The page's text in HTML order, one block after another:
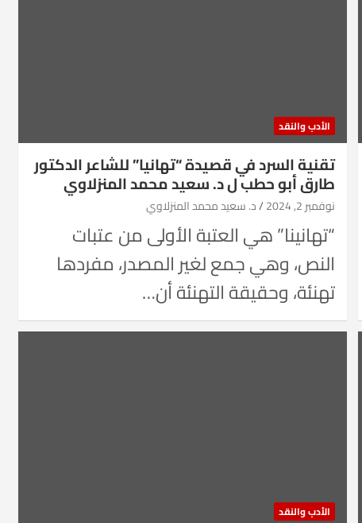
الأدب والنقد
تقنية السرد في قصيدة “تهانيا” للشاعر الدكتور
طارق أبو حطب ل د. سعيد محمد المنزلاوي
نوفمبر 2, 2024 د. سعيد محمد المنزلاوي
“تهانينا” هي العتبة الأولى من عتبات
النص، وهي جمع لغير المصدر، مفردها
تهنئة، وحقيقة التهنئة أن…
الأدب والنقد